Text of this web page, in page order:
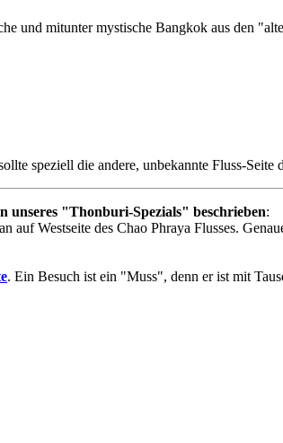
und mitunter mystische Bangkok aus den
speziell die andere, unbekannte Fluss-Seite
unseres "Thonburi-Spezials" beschrieben:
auf Westseite des Chao Phraya Flusses.
. Ein Besuch ist ein "Muss", denn er ist mit